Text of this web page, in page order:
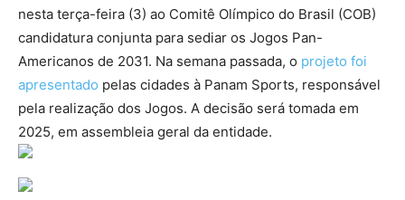
nesta terça-feira (3) ao Comitê Olímpico do Brasil (COB)
candidatura conjunta para sediar os Jogos Pan-
Americanos de 2031. Na semana passada, o projeto foi
apresentado pelas cidades à Panam Sports, responsável
pela realização dos Jogos. A decisão será tomada em
2025, em assembleia geral da entidade.